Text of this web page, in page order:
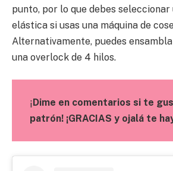
punto, por lo que debes seleccionar
elástica si usas una máquina de
Alternativamente, puedes
una overlock de 4 hilos.
¡ Dime en comentarios si te
patrón! ¡GRACIAS y ojalá te